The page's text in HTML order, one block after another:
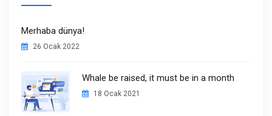
Merhaba dünya!
26 Ocak 2022
Whale be raised, it must be in a month
18 Ocak 2021